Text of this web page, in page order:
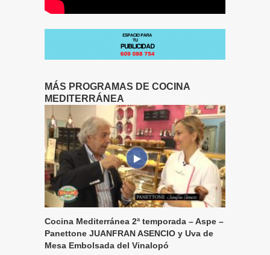
MÁS PROGRAMAS DE COCINA
MEDITERRÁNEA
Cocina Mediterránea 2ª temporada – Aspe –
Panettone JUANFRAN ASENCIO y Uva de
Mesa Embolsada del Vinalopó